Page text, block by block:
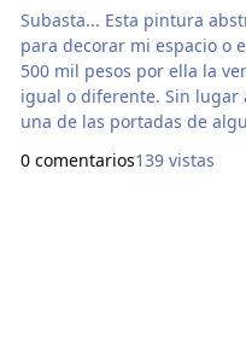
Subasta... Esta pintura
para decorar mi espacio o
500 mil pesos por ella la
igual o diferente. Sin lugar
una de las portadas de
LEÓN. El Escribidor de La
0 comentarios139 vistas